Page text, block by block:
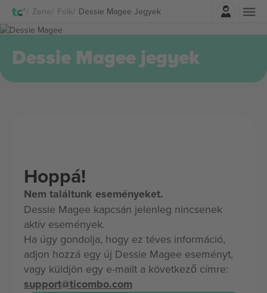
Zene Folk Dessie Magee JegyekBelépés
Dessie Magee jegyek
Hoppá!
Nem találtunk eseményeket.
Dessie Magee kapcsán jelenleg nincsenek
aktív események.
Ha úgy gondolja, hogy ez téves információ,
adjon hozzá egy új Dessie Magee eseményt,
vagy küldjön egy e-mailt a következő címre:
support@ticombo.com